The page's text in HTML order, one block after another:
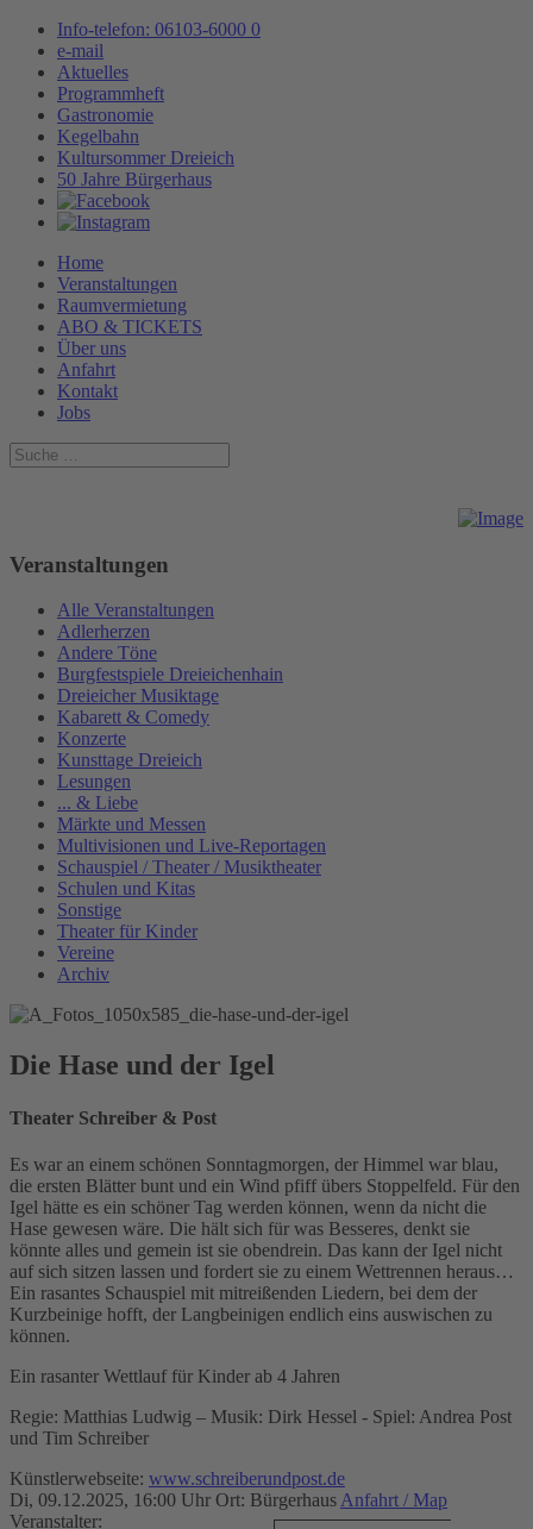
Info-telefon: 06103-6000 0
e-mail
Aktuelles
Programmheft
Gastronomie
Kegelbahn
Kultursommer Dreieich
50 Jahre Bürgerhaus
Home
Veranstaltungen
Raumvermietung
ABO & TICKETS
Über uns
Anfahrt
Kontakt
Jobs
Veranstaltungen
Alle Veranstaltungen
Adlerherzen
Andere Töne
Burgfestspiele Dreieichenhain
Dreieicher Musiktage
Kabarett & Comedy
Konzerte
Kunsttage Dreieich
Lesungen
... & Liebe
Märkte und Messen
Multivisionen und Live-Reportagen
Schauspiel / Theater / Musiktheater
Schulen und Kitas
Sonstige
Theater für Kinder
Vereine
Archiv
Die Hase und der Igel
Theater Schreiber & Post
Es war an einem schönen Sonntagmorgen, der Himmel war blau,
die ersten Blätter bunt und ein Wind pfiff übers Stoppelfeld. Für den
Igel hätte es ein schöner Tag werden können, wenn da nicht die
Hase gewesen wäre. Die hält sich für was Besseres, denkt sie
könnte alles und gemein ist sie obendrein. Das kann der Igel nicht
auf sich sitzen lassen und fordert sie zu einem Wettrennen heraus…
Ein rasantes Schauspiel mit mitreißenden Liedern, bei dem der
Kurzbeinige hofft, der Langbeinigen endlich eins auswischen zu
können.
Ein rasanter Wettlauf für Kinder ab 4 Jahren
Regie: Matthias Ludwig – Musik: Dirk Hessel - Spiel: Andrea Post
und Tim Schreiber
Künstlerwebseite: www.schreiberundpost.de
Di, 09.12.2025, 16:00 Uhr Ort: Bürgerhaus Anfahrt / Map
Veranstalter: